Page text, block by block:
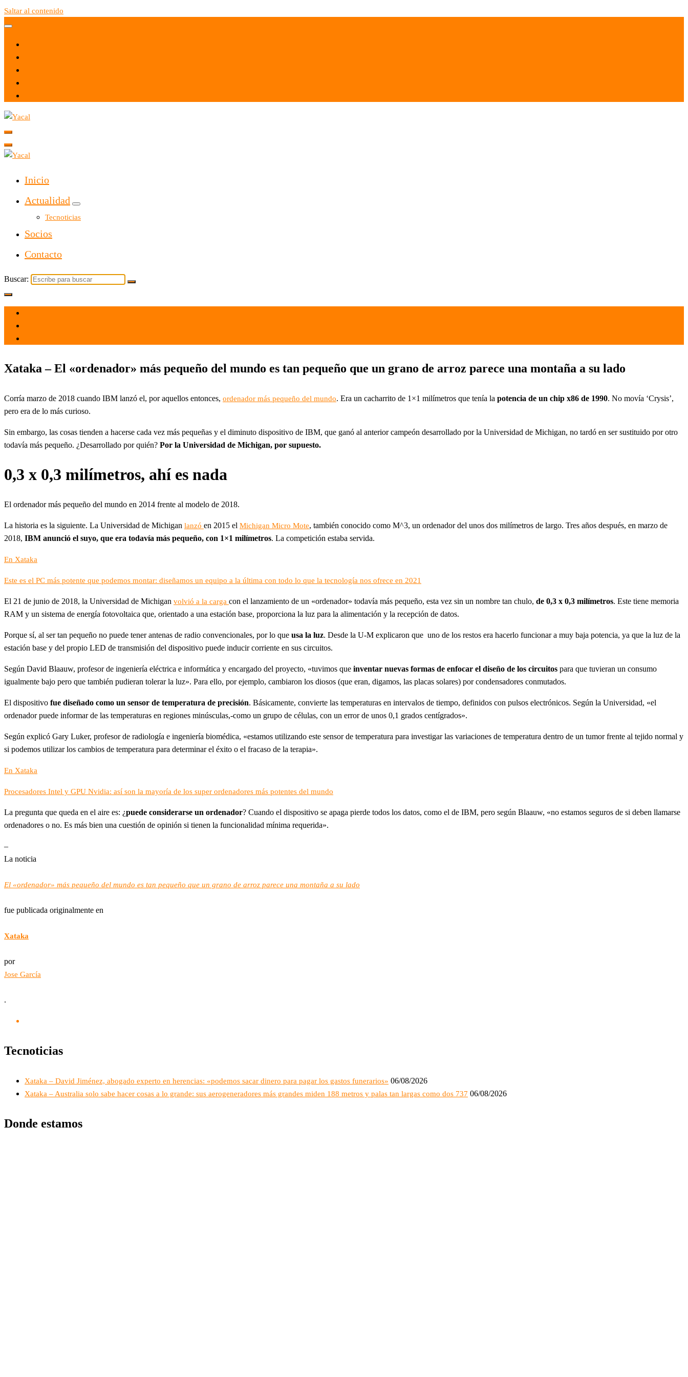
Saltar al contenido
Yacal micro hosting
Inicio
Actualidad
Tecnoticias
Socios
Contacto
Buscar:
Xataka – El «ordenador» más pequeño del mundo es tan pequeño que un grano de arroz parece una montaña a su lado
Corría marzo de 2018 cuando IBM lanzó el, por aquellos entonces, ordenador más pequeño del mundo. Era un cacharrito de 1×1 milímetros que tenía la potencia de un chip x86 de 1990. No movía ‘Crysis’,
pero era de lo más curioso.
Sin embargo, las cosas tienden a hacerse cada vez más pequeñas y el diminuto dispositivo de IBM, que ganó al anterior campeón desarrollado por la Universidad de Michigan, no tardó en ser sustituido por otro
todavía más pequeño. ¿Desarrollado por quién? Por la Universidad de Michigan, por supuesto.
0,3 x 0,3 milímetros, ahí es nada
El ordenador más pequeño del mundo en 2014 frente al modelo de 2018.
La historia es la siguiente. La Universidad de Michigan lanzó en 2015 el Michigan Micro Mote, también conocido como M^3, un ordenador del unos dos milímetros de largo. Tres años después, en marzo de
2018, IBM anunció el suyo, que era todavía más pequeño, con 1×1 milímetros. La competición estaba servida.
En Xataka
Este es el PC más potente que podemos montar: diseñamos un equipo a la última con todo lo que la tecnología nos ofrece en 2021
El 21 de junio de 2018, la Universidad de Michigan volvió a la carga con el lanzamiento de un «ordenador» todavía más pequeño, esta vez sin un nombre tan chulo, de 0,3 x 0,3 milímetros. Este tiene memoria
RAM y un sistema de energía fotovoltaica que, orientado a una estación base, proporciona la luz para la alimentación y la recepción de datos.
Porque sí, al ser tan pequeño no puede tener antenas de radio convencionales, por lo que usa la luz. Desde la U-M explicaron que uno de los restos era hacerlo funcionar a muy baja potencia, ya que la luz de la
estación base y del propio LED de transmisión del dispositivo puede inducir corriente en sus circuitos.
Según David Blaauw, profesor de ingeniería eléctrica e informática y encargado del proyecto, «tuvimos que inventar nuevas formas de enfocar el diseño de los circuitos para que tuvieran un consumo
igualmente bajo pero que también pudieran tolerar la luz». Para ello, por ejemplo, cambiaron los diosos (que eran, digamos, las placas solares) por condensadores conmutados.
El dispositivo fue diseñado como un sensor de temperatura de precisión. Básicamente, convierte las temperaturas en intervalos de tiempo, definidos con pulsos electrónicos. Según la Universidad, «el
ordenador puede informar de las temperaturas en regiones minúsculas,-como un grupo de células, con un error de unos 0,1 grados centígrados».
Según explicó Gary Luker, profesor de radiología e ingeniería biomédica, «estamos utilizando este sensor de temperatura para investigar las variaciones de temperatura dentro de un tumor frente al tejido normal y
si podemos utilizar los cambios de temperatura para determinar el éxito o el fracaso de la terapia».
En Xataka
Procesadores Intel y GPU Nvidia: así son la mayoría de los super ordenadores más potentes del mundo
La pregunta que queda en el aire es: ¿puede considerarse un ordenador? Cuando el dispositivo se apaga pierde todos los datos, como el de IBM, pero según Blaauw, «no estamos seguros de si deben llamarse
ordenadores o no. Es más bien una cuestión de opinión si tienen la funcionalidad mínima requerida».
–
La noticia
El «ordenador» más pequeño del mundo es tan pequeño que un grano de arroz parece una montaña a su lado
fue publicada originalmente en
Xataka
por
Jose García
.
Tecnoticias
Xataka – David Jiménez, abogado experto en herencias: «podemos sacar dinero para pagar los gastos funerarios» 06/08/2026
Xataka – Australia solo sabe hacer cosas a lo grande: sus aerogeneradores más grandes miden 188 metros y palas tan largas como dos 737 06/08/2026
Donde estamos